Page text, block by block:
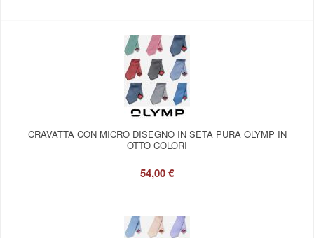
CRAVATTA CON MICRO DISEGNO IN SETA PURA OLYMP IN
OTTO COLORI
54,00 €